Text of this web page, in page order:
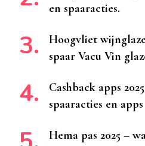
en spaaracties.
Hoogvliet
spaar Vacu Vin
Cashback apps
spaaracties en apps
Hema pas 2025 –